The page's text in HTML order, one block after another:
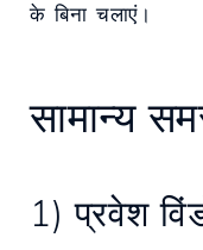
के बिना चलाएं।
सामान्य
1) प्रवेश